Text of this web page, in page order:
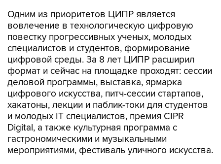
Одним из приоритетов ЦИПР является
вовлечение в технологическую цифровую
повестку прогрессивных ученых, молодых
специалистов и студентов, формирование
цифровой среды. За 8 лет ЦИПР расширил
формат и сейчас на площадке проходят: сессии
деловой программы, выставка, ярмарка
цифрового искусства, питч-сессии стартапов,
хакатоны, лекции и паблик-токи для студентов
и молодых IT специалистов, премия CIPR
Digital, а также культурная программа с
гастрономическими и музыкальными
мероприятиями, фестиваль уличного искусства.